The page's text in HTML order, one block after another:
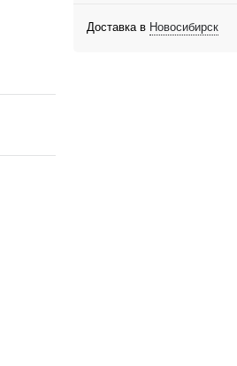
Доставка в Новосибирск